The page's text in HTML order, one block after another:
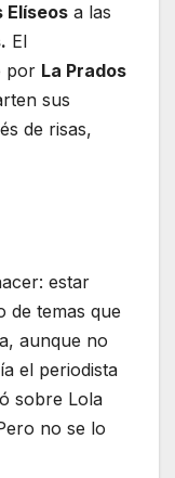
Elíseos a las
El
por La Prados
sus
de risas,
estar
de temas que
aunque no
el periodista
sobre Lola
no se lo